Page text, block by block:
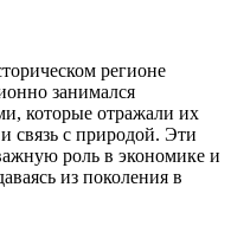
регионе
занимался
которые отражали их
связь с природой. Эти
роль в экономике и
из поколения в